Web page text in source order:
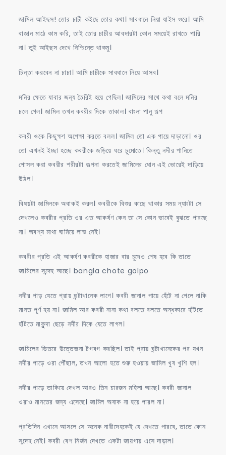
জামিল আইছস! তোর চাচী কইছে তোর কথা। সাবধানে নিয়া যাইস ওরে। আমি
বাজান মাঠে কাম করি, তাই তোর চাচীর আবদারটা কোন সময়েই রাখতে পারি
না। তুই আইছস দেখে নিশ্চিন্তে থাকমু।
চিন্তা করবেন না চাচা। আমি চাচীকে সাবধানে নিয়ে আসব।
মনির ক্ষেতে যাবার জন্য তৈরিই হয়ে গেছিল। জামিলের সাথে কথা বলে মনির
চলে গেল। জামিল তখন কবরীর দিকে তাকাল। বাংলা পানু গল্প
কবরী ওকে কিছুক্ষণ অপেক্ষা করতে বলল। জামিল তো এক পায়ে দাড়ানো। ওর
তো এখনই ইচ্ছা হচ্ছে কবরীকে জড়িয়ে ধরে চুমোতে। কিন্তু নদীর পানিতে
গোসল করা কবরীর শরীরটা কল্পনা করতেই জামিলের ধোন এই ভোরেই দাড়িয়ে
উঠল।
বিষয়টা জামিলকে অবাকই করল। কবরীকে বিশুর কাছে থাকার সময় ন্যাংটা সে
দেখলেও কবরীর প্রতি ওর এত আকর্ষণ কেন তা সে কোন ভাবেই বুঝতে পারছে
না। অবশ্য মাথা ঘামিয়ে লাভ নেই।
কবরীর প্রতি এই আকর্ষণ কবরীকে হাজার বার চুদেও শেষ হবে কি তাতে
জামিলের সন্দেহ আছে। bangla chote golpo
নদীর পাড় যেতে প্রায় ঘন্টাখানেক লাগে। কবরী জানাল পায়ে হেঁটে না গেলে নাকি
মানত পূর্ণ হয় না। জামিল আর কবরী নানা কথা বলতে বলতে অন্ধকারে হাঁটতে
হাঁটতে মাকুন্দা ছেড়ে নদীর দিকে যেতে লাগল।
জামিলের ভিতরে উত্তেজনা টগবগ করছিল। তাই প্রায় ঘন্টাখানেকের পর যখন
নদীর পাড়ে ওরা পৌঁছাল, তখন আলো হতে শুরু হওয়ায় জামিল খুব খুশি হল।
নদীর পাড়ে তাকিয়ে দেখল আরও তিন চারজন মহিলা আছে। কবরী জানাল
ওরাও মানতের জন্য এসেছে। জামিল অবাক না হয়ে পারল না।
প্রতিদিন এখানে আসলে সে অনেক নারীদেহকেই যে দেখতে পারবে, তাতে কোন
সন্দেহ নেই। কবরী বেশ নির্জন দেখতে একটা জায়গায় এসে দাড়াল।